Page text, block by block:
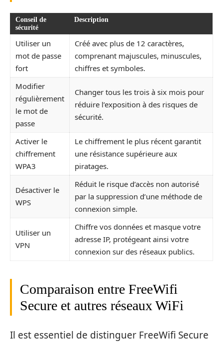
Conseil de
sécurité
Description
Utiliser un
mot de passe
fort
Créé avec plus de 12 caractères,
comprenant majuscules, minuscules,
chiffres et symboles.
Modifier
régulièrement
le mot de
passe
Changer tous les trois à six mois pour
réduire l’exposition à des risques de
sécurité.
Activer le
chiffrement
WPA3
Le chiffrement le plus récent garantit
une résistance supérieure aux
piratages.
Désactiver le
WPS
Réduit le risque d’accès non autorisé
par la suppression d’une méthode de
connexion simple.
Utiliser un
VPN
Chiffre vos données et masque votre
adresse IP, protégeant ainsi votre
connexion sur des réseaux publics.
Comparaison entre FreeWifi
Secure et autres réseaux WiFi
Il est essentiel de distinguer FreeWifi Secure